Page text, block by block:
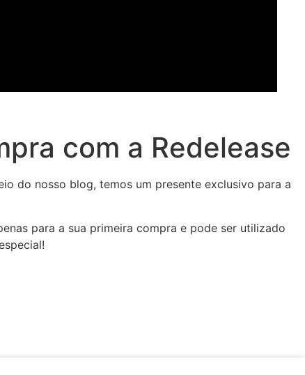
com a Redelease
do nosso blog, temos um presente exclusivo para a
para a sua primeira compra e pode ser utilizado